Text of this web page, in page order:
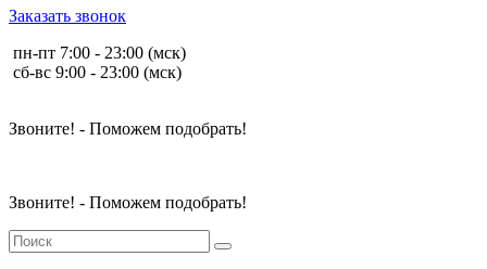
Заказать звонок
пн-пт 7:00 - 23:00 (мск)
сб-вс 9:00 - 23:00 (мск)
Звоните! - Поможем подобрать!
Звоните! - Поможем подобрать!